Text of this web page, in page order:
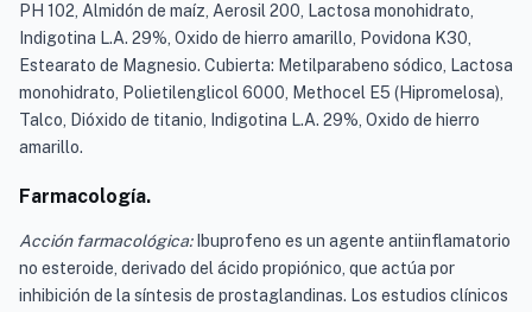
PH 102, Almidón de maíz, Aerosil 200, Lactosa monohidrato,
Indigotina L.A. 29%, Oxido de hierro amarillo, Povidona K30,
Estearato de Magnesio. Cubierta: Metilparabeno sódico, Lactosa
monohidrato, Polietilenglicol 6000, Methocel E5 (Hipromelosa),
Talco, Dióxido de titanio, Indigotina L.A. 29%, Oxido de hierro
amarillo.
Farmacología.
Acción farmacológica: Ibuprofeno es un agente antiinflamatorio
no esteroide, derivado del ácido propiónico, que actúa por
inhibición de la síntesis de prostaglandinas. Los estudios clínicos